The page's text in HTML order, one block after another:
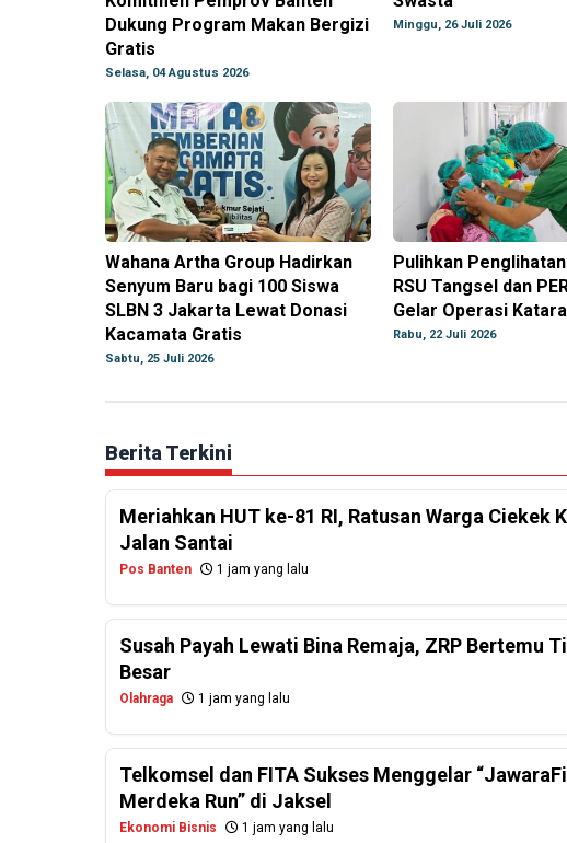
Dukung Program Makan Bergizi
Gratis
Selasa, 04 Agustus 2026
Minggu, 26 Juli 2026
Wahana Artha Group Hadirkan
Senyum Baru bagi 100 Siswa
SLBN 3 Jakarta Lewat Donasi
Kacamata Gratis
Sabtu, 25 Juli 2026
Pulihkan
RSU Tangsel dan
Gelar Operasi
Rabu, 22 Juli 2026
Berita Terkini
Meriahkan HUT ke-81 RI, Ratusan Warga Ciekek
Jalan Santai
Pos Banten 1 jam yang lalu
Susah Payah Lewati Bina Remaja, ZRP Bertemu
Besar
Olahraga 1 jam yang lalu
Telkomsel dan FITA Sukses Menggelar
Merdeka Run” di Jaksel
Ekonomi Bisnis 1 jam yang lalu